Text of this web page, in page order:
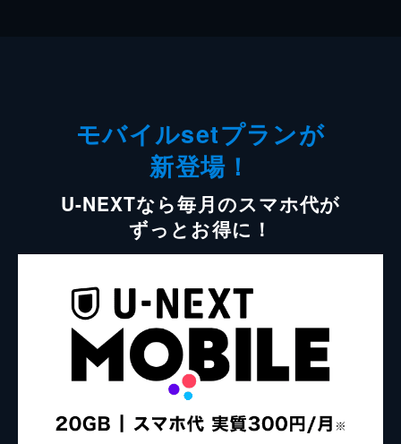
モバイルsetプランが
新登場！
U-NEXTなら毎月のスマホ代が
ずっとお得に！